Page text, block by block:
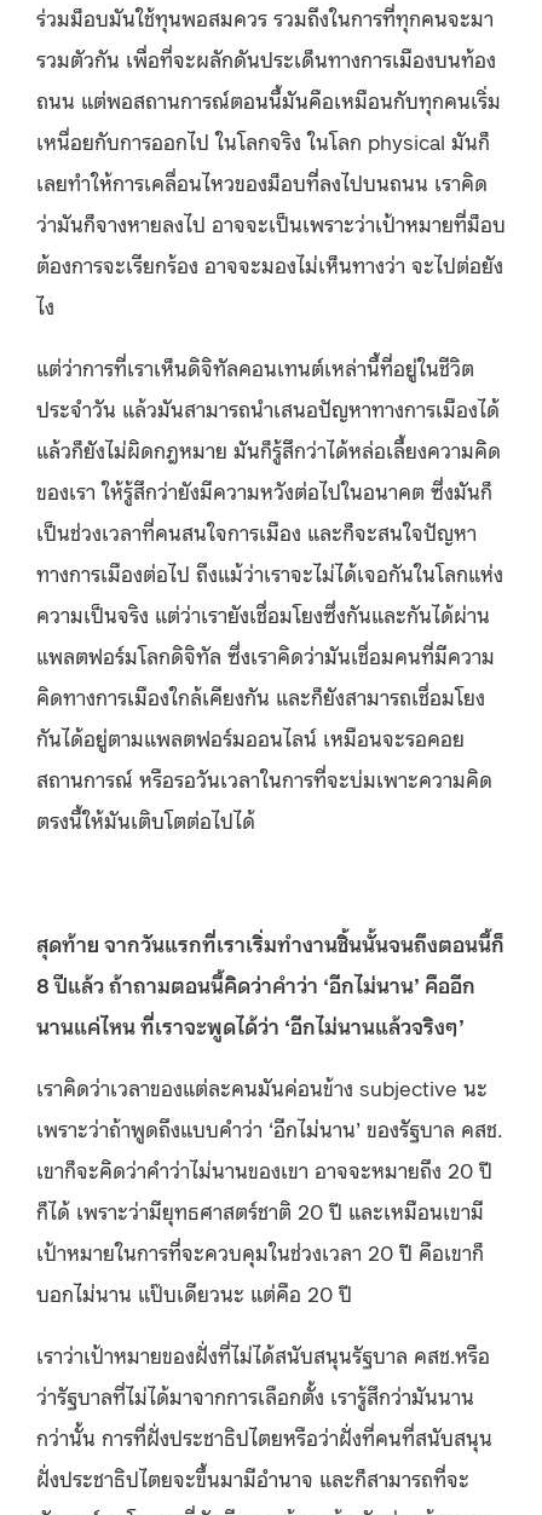
ร่วมม็อบมันใช้ทุนพอสมควร รวมถึงในการที่ทุกคนจะมา
รวมตัวกัน เพื่อที่จะผลักดันประเด็นทางการเมืองบนท้อง
ถนน แต่พอสถานการณ์ตอนนี้มันคือเหมือนกับทุกคนเริ่ม
เหนื่อยกับการออกไป ในโลกจริง ในโลก physical มันก็
เลยทำให้การเคลื่อนไหวของม็อบที่ลงไปบนถนน เราคิด
ว่ามันก็จางหายลงไป อาจจะเป็นเพราะว่าเป้าหมายที่ม็อบ
ต้องการจะเรียกร้อง อาจจะมองไม่เห็นทางว่า จะไปต่อยัง
ไง
แต่ว่าการที่เราเห็นดิจิทัลคอนเทนต์เหล่านี้ที่อยู่ในชีวิต
ประจําวัน แล้วมันสามารถนําเสนอปัญหาทางการเมืองได้
แล้วก็ยังไม่ผิดกฎหมาย มันก็รู้สึกว่าได้หล่อเลี้ยงความคิด
ของเรา ให้รู้สึกว่ายังมีความหวังต่อไปในอนาคต ซึ่งมันก็
เป็นช่วงเวลาที่คนสนใจการเมือง และก็จะสนใจปัญหา
ทางการเมืองต่อไป ถึงแม้ว่าเราจะไม่ได้เจอกันในโลกแห่ง
ความเป็นจริง แต่ว่าเรายังเชื่อมโยงซึ่งกันและกันได้ผ่าน
แพลตฟอร์มโลกดิจิทัล ซึ่งเราคิดว่ามันเชื่อมคนที่มีความ
คิดทางการเมืองใกล้เคียงกัน และก็ยังสามารถเชื่อมโยง
กันได้อยู่ตามแพลตฟอร์มออนไลน์ เหมือนจะรอคอย
สถานการณ์ หรือรอวันเวลาในการที่จะบ่มเพาะความคิด
ตรงนี้ให้มันเติบโตต่อไปได้
สุดท้าย จากวันแรกที่เราเริ่มทํางานชิ้นนั้นจนถึงตอนนี้ก็
8ปีแล้วถ้าถามตอนนี้คิดว่าคำว่า ‘อีกไม่นาน’ คืออีก
นานแค่ไหนที่เราจะพูดได้ว่า ‘อีกไม่นานแล้วจริงๆ’
เราคิดว่าเวลาของแต่ละคนมันค่อนข้าง subjective นะ
เพราะว่าถ้าพูดถึงแบบคําว่า ‘อีกไม่นาน’ ของรัฐบาล คสช.
เขาก็จะคิดว่าคําว่าไม่นานของเขา อาจจะหมายถึง 20 ปี
ก็ได้ เพราะว่ามียุทธศาสตร์ชาติ 20 ปี และเหมือนเขามี
เป้าหมายในการที่จะควบคุมในช่วงเวลา 20 ปี คือเขาก็
บอกไม่นาน แป๊บเดียวนะ แต่คือ 20 ปี
เราว่าเป้าหมายของฝั่งที่ไม่ได้สนับสนุนรัฐบาล คสช.หรือ
ว่ารัฐบาลที่ไม่ได้มาจากการเลือกตั้ง เรารู้สึกว่ามันนาน
กว่านั้น การที่ฝั่งประชาธิปไตยหรือว่าฝั่งที่คนที่สนับสนุน
ฝั่งประชาธิปไตยจะขึ้นมามีอํานาจ และก็สามารถที่จะ